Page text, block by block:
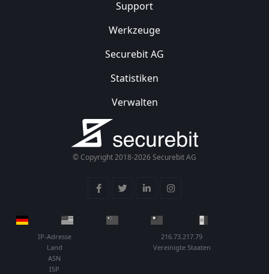
Support
Werkzeuge
Securebit AG
Statistiken
Verwalten
© Copyright 2018-2026 Securebit AG
IP-Adresse
216.73.217.79
Land
Vereinigte Staaten
ASN
ISP